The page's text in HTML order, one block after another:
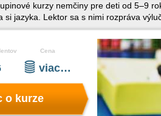
kurzy nemčiny pre deti od 5–9
si jazyka. Lektor sa s nimi rozpráva
Cena
viac…
o kurze